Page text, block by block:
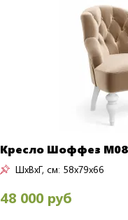
Кресло Шоффез
ШxВxГ, см: 58x79x66
48 000 руб